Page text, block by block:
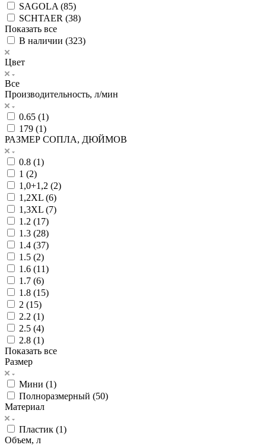
SAGOLA (85)
SCHTAER (38)
Показать все
В наличии (323)
Цвет
Все
Производительность, л/мин
0.65 (1)
179 (1)
РАЗМЕР СОПЛА, ДЮЙМОВ
0.8 (1)
1 (2)
1,0+1,2 (2)
1,2XL (6)
1,3XL (7)
1.2 (17)
1.3 (28)
1.4 (37)
1.5 (2)
1.6 (11)
1.7 (6)
1.8 (15)
2 (15)
2.2 (1)
2.5 (4)
2.8 (1)
Показать все
Размер
Мини (1)
Полноразмерный (50)
Материал
Пластик (1)
Объем, л